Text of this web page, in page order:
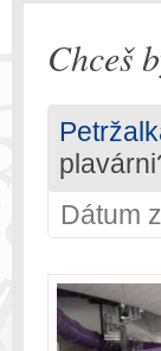
Chceš
Dátum